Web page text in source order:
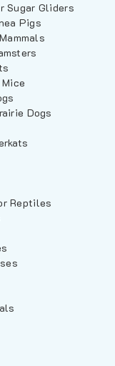
Sugar Gliders
Pigs
Dogs
Reptiles